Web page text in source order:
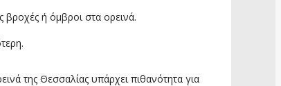
βροχές ή όμβροι στα ορεινά.
της Θεσσαλίας υπάρχει πιθανότητα για